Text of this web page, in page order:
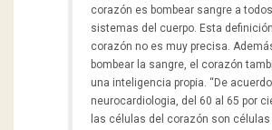
corazón es bombear sangre a
sistemas del cuerpo. Esta
corazón no es muy precisa.
bombear la sangre, el corazón
una inteligencia propia. “De
neurocardiologia, del 60 al 65 por
las células del corazón son células